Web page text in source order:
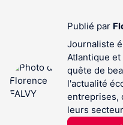
Publié par
Journaliste
Atlantique et
quête de
l'actualité
entreprises,
leurs